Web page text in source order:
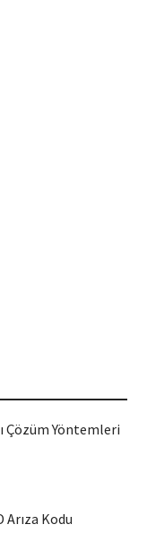
Çözüm Yöntemleri
Arıza Kodu